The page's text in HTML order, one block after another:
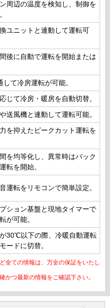
周辺の温度を検知し、制御を
ユニットと連動して運転可
後に自動で運転を開始または
して冷房運転が可能。
じて冷房・暖房を自動切替。
送風機と連動して運転可能。
を抑えたピークカット運転を
を均等化し、異常時はバック
転を開始。
運転をリモコンで簡単設定。
ション基盤と現地タイマーで
が可能。
30℃以下の際、冷暖自動運転
ードに切替。
全ての情報は、万全の保証をいたし
つ最新の情報をご確認下さい。